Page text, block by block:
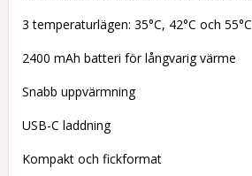
3 temperaturlägen: 35°C, 42°C och 55°C
2400 mAh batteri för långvarig värme
Snabb uppvärmning
USB-C laddning
Kompakt och fickformat